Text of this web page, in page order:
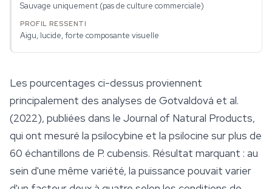
Sauvage uniquement (pas de culture commerciale)
Aigu, lucide, forte composante visuelle
Les pourcentages ci-dessus proviennent
principalement des analyses de Gotvaldová et al.
(2022), publiées dans le Journal of Natural Products,
qui ont mesuré la psilocybine et la psilocine sur plus de
60 échantillons de P. cubensis. Résultat marquant : au
sein d'une même variété, la puissance pouvait varier